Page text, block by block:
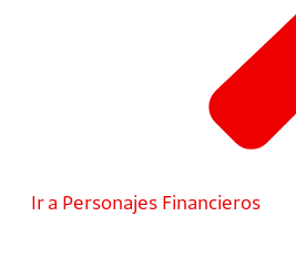
Ir a Personajes Financieros